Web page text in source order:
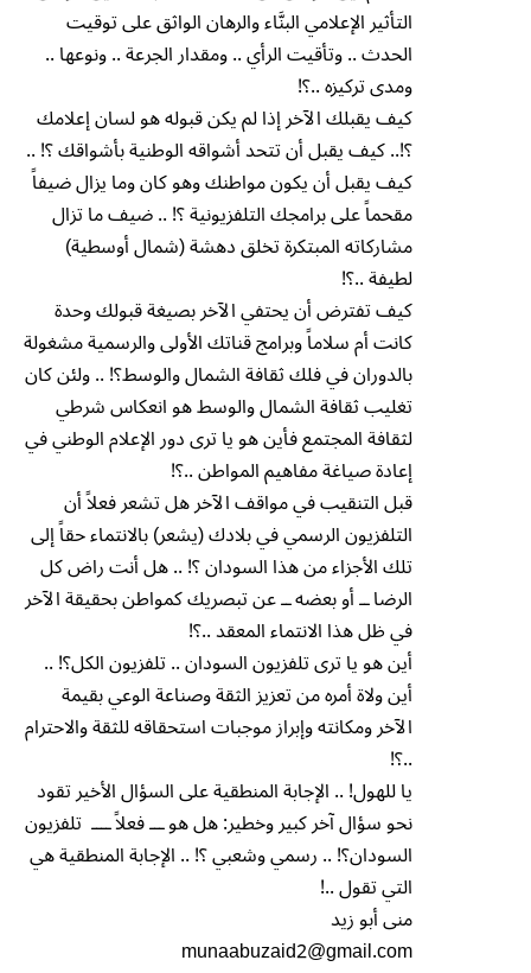
التأثير الإعلامي البنَّاء والرهان الواثق على توقيت
الحدث .. وتأقيت الرأي .. ومقدار الجرعة .. ونوعها ..
ومدى تركيزه ..؟!
كيف يقبلك الآخر إذا لم يكن قبوله هو لسان إعلامك
؟!.. كيف يقبل أن تتحد أشواقه الوطنية بأشواقك ؟! ..
كيف يقبل أن يكون مواطنك وهو كان وما يزال ضيفاً
مقحماً على برامجك التلفزيونية ؟! .. ضيف ما تزال
مشاركاته المبتكرة تخلق دهشة (شمال أوسطية)
لطيفة ..؟!
كيف تفترض أن يحتفي الآخر بصيغة قبولك وحدة
كانت أم سلاماً وبرامج قناتك الأولى والرسمية مشغولة
بالدوران في فلك ثقافة الشمال والوسط؟! .. ولئن كان
تغليب ثقافة الشمال والوسط هو انعكاس شرطي
لثقافة المجتمع فأين هو يا ترى دور الإعلام الوطني في
إعادة صياغة مفاهيم المواطن ..؟!
قبل التنقيب في مواقف الآخر هل تشعر فعلاً أن
التلفزيون الرسمي في بلادك (يشعر) بالانتماء حقاً إلى
تلك الأجزاء من هذا السودان ؟! .. هل أنت راض كل
الرضا ــ أو بعضه ــ عن تبصريك كمواطن بحقيقة الآخر
في ظل هذا الانتماء المعقد ..؟!
أين هو يا ترى تلفزيون السودان .. تلفزيون الكل؟! ..
أين ولاة أمره من تعزيز الثقة وصناعة الوعي بقيمة
الآخر ومكانته وإبراز موجبات استحقاقه للثقة والاحترام
..؟!
يا للهول! .. الإجابة المنطقية على السؤال الأخير تقود
نحو سؤال آخر كبير وخطير: هل هو ـــ فعلاً ــــ تلفزيون
السودان؟! .. رسمي وشعبي ؟! .. الإجابة المنطقية هي
التي تقول ..!
منى أبو زيد
munaabuzaid2@gmail.com